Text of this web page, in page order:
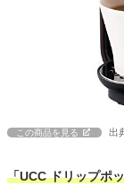
この商品を見る 出
「UCC ドリップポ